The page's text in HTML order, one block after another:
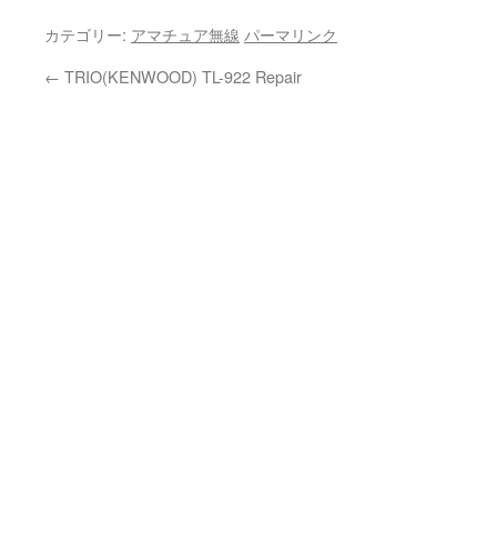
カテゴリー: アマチュア無線 パーマリンク
← TRIO(KENWOOD) TL-922 Repair